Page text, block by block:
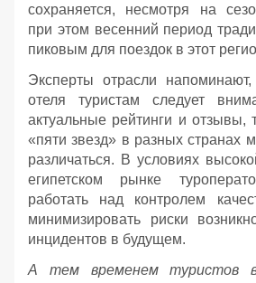
сохраняется, несмотря на
при этом весенний период
пиковым для поездок в этот
Эксперты отрасли
отеля туристам следует
актуальные рейтинги и отзывы,
«пяти звезд» в разных странах
различаться. В условиях
египетском рынке
работать над контролем
минимизировать риски
инцидентов в будущем.
А тем временем туристов